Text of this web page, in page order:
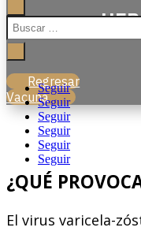
Seguir
Seguir
Seguir
Seguir
Seguir
Seguir
Regresar
Vacuna
¿QUÉ
El virus varicela-